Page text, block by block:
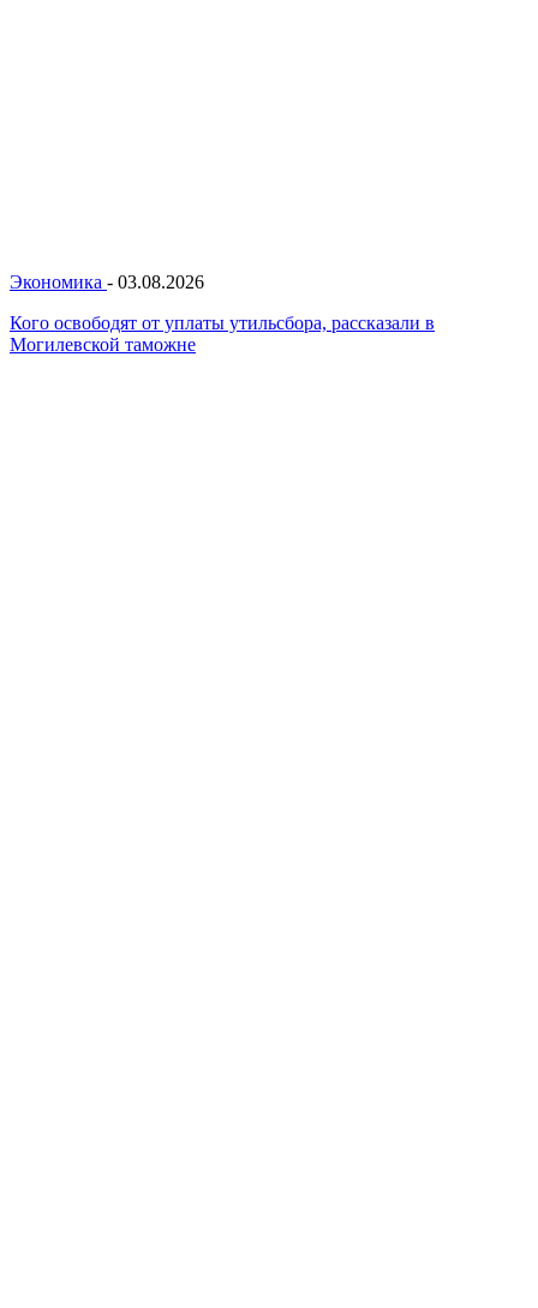
Экономика - 03.08.2026
Кого освободят от уплаты утильсбора, рассказали в
Могилевской таможне